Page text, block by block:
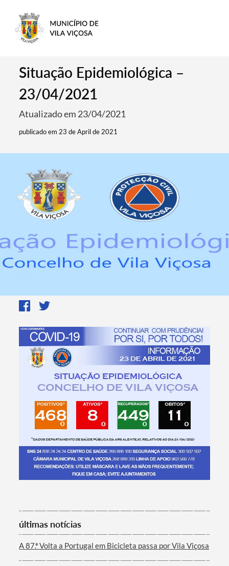
Situação Epidemiológica –
23/04/2021
Atualizado em 23/04/2021
publicado em 23 de April de 2021
últimas notícias
A 87.ª Volta a Portugal em Bicicleta passa por Vila Viçosa